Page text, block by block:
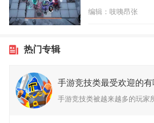
编辑：吱咦昂张
热门专辑
手游竞技类最受欢迎的
手游竞技类被越来越多的玩家